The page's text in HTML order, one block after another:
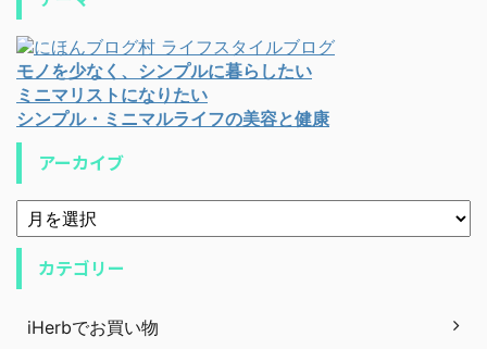
モノを少なく、シンプルに暮らしたい
ミニマリストになりたい
シンプル・ミニマルライフの美容と健康
アーカイブ
カテゴリー
iHerbでお買い物